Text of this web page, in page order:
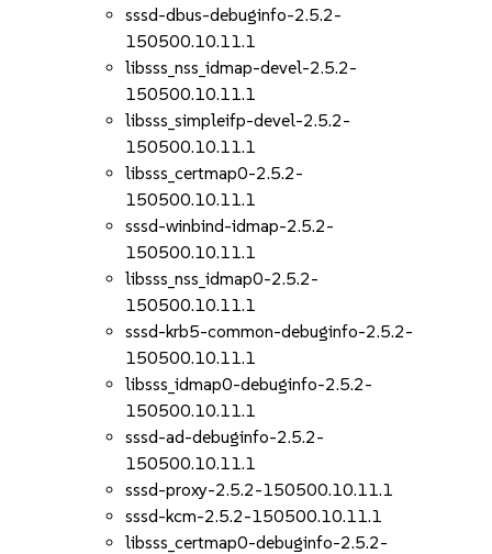
sssd-dbus-debuginfo-2.5.2-
150500.10.11.1
libsss_nss_idmap-devel-2.5.2-
150500.10.11.1
libsss_simpleifp-devel-2.5.2-
150500.10.11.1
libsss_certmap0-2.5.2-
150500.10.11.1
sssd-winbind-idmap-2.5.2-
150500.10.11.1
libsss_nss_idmap0-2.5.2-
150500.10.11.1
sssd-krb5-common-debuginfo-2.5.2-
150500.10.11.1
libsss_idmap0-debuginfo-2.5.2-
150500.10.11.1
sssd-ad-debuginfo-2.5.2-
150500.10.11.1
sssd-proxy-2.5.2-150500.10.11.1
sssd-kcm-2.5.2-150500.10.11.1
libsss_certmap0-debuginfo-2.5.2-